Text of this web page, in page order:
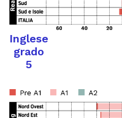
Inglese
grado
5